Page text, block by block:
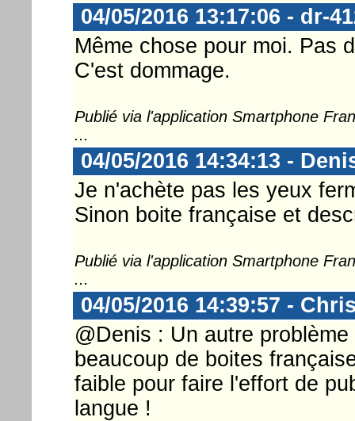
04/05/2016 13:17:06 - dr-
Même chose pour moi. Pas
C'est dommage.
Publié via l'application Smartphone
...
04/05/2016 14:34:13 -
Je n'achète pas les yeux
Sinon boite française et
Publié via l'application Smartphone
...
04/05/2016 14:39:57 -
@Denis : Un autre
beaucoup de boites
faible pour faire l'effort de
langue !